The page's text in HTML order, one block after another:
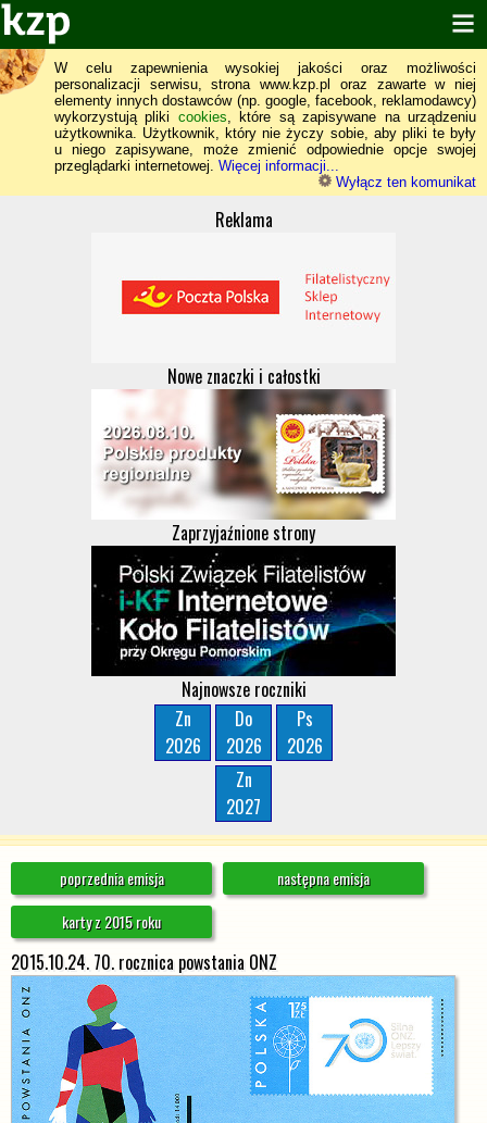
W celu zapewnienia wysokiej jakości oraz możliwości
personalizacji serwisu, strona www.kzp.pl oraz zawarte w niej
elementy innych dostawców (np. google, facebook, reklamodawcy)
wykorzystują pliki cookies, które są zapisywane na urządzeniu
użytkownika. Użytkownik, który nie życzy sobie, aby pliki te były
u niego zapisywane, może zmienić odpowiednie opcje swojej
przeglądarki internetowej. Więcej informacji...
Wyłącz ten komunikat
Reklama
Nowe znaczki i całostki
Zaprzyjaźnione strony
Najnowsze roczniki
Zn
2026
Do
2026
Ps
2026
Zn
2027
poprzednia emisja
następna emisja
karty z 2015 roku
2015.10.24. 70. rocznica powstania ONZ